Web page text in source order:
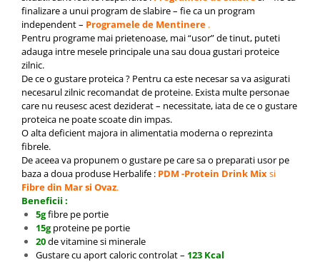
finalizare a unui program de slabire – fie ca un program
independent – Programele de Mentinere .
Pentru programe mai prietenoase, mai “usor” de tinut, puteti
adauga intre mesele principale una sau doua gustari proteice
zilnic.
De ce o gustare proteica ? Pentru ca este necesar sa va asigurati
necesarul zilnic recomandat de proteine. Exista multe personae
care nu reusesc acest deziderat – necessitate, iata de ce o gustare
proteica ne poate scoate din impas.
O alta deficient majora in alimentatia moderna o reprezinta
fibrele.
De aceea va propunem o gustare pe care sa o preparati usor pe
baza a doua produse Herbalife : PDM -Protein Drink Mixsi
Fibre din Mar si Ovaz.
Beneficii :
5gfibre pe portie
15g proteine pe portie
20de vitamine si minerale
Gustare cu aport caloric controlat – 123 Kcal